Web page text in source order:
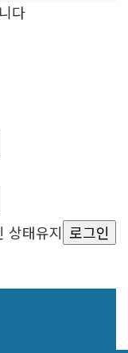
다
상태유지 로그인